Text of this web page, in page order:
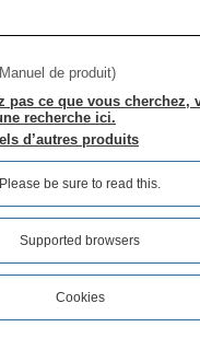
de produit)
pas ce que vous cherchez,
recherche ici.
d’autres produits
Please be sure to read this.‎
Supported browsers
Cookies